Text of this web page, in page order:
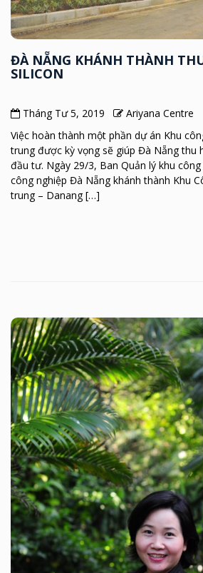
ĐÀ NẴNG KHÁNH THÀNH
SILICON
Tháng Tư 5, 2019
Ariyana Centre
Việc hoàn thành một phần dự án Khu
trung được kỳ vọng sẽ giúp Đà Nẵng thu
đầu tư. Ngày 29/3, Ban Quản lý khu
công nghiệp Đà Nẵng khánh thành Khu
trung – Danang […]